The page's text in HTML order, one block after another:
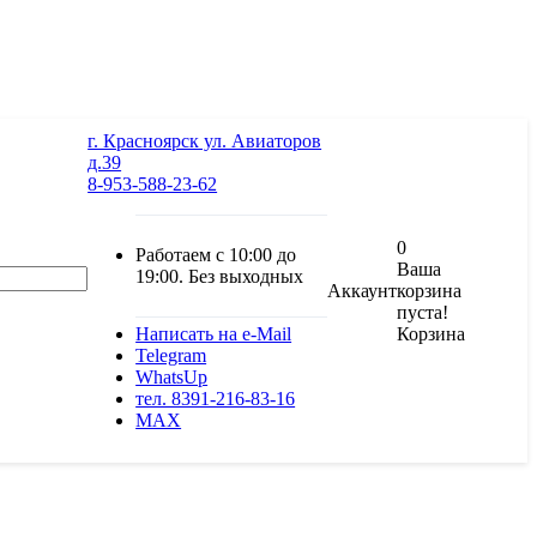
г. Красноярск ул. Авиаторов
д.39
8-953-588-23-62
Работаем с 10:00 до
19:00. Без выходных
Написать на e-Mail
Telegram
WhatsUp
тел. 8391-216-83-16
MAX
Аккаунт
0
Ваша
корзина
пуста!
Корзина